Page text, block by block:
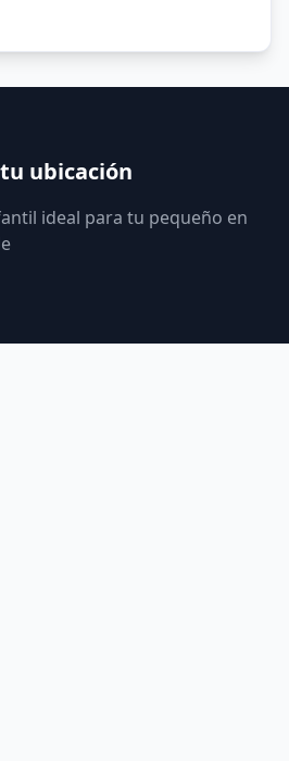
ubicación
ideal para tu pequeño en